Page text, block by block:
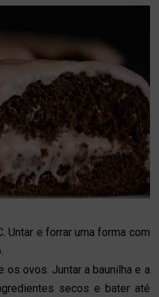
Untar e forrar uma forma com
os ovos. Juntar a baunilha e a
secos e bater até